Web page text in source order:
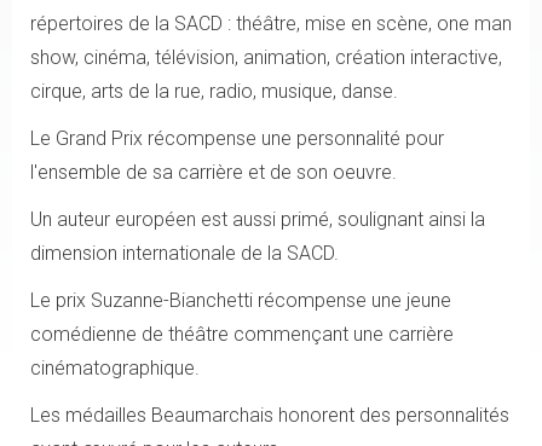
répertoires de la SACD : théâtre, mise en scène, one man
show, cinéma, télévision, animation, création interactive,
cirque, arts de la rue, radio, musique, danse.
Le Grand Prix récompense une personnalité pour
l'ensemble de sa carrière et de son oeuvre.
Un auteur européen est aussi primé, soulignant ainsi la
dimension internationale de la SACD.
Le prix Suzanne-Bianchetti récompense une jeune
comédienne de théâtre commençant une carrière
cinématographique.
Les médailles Beaumarchais honorent des personnalités